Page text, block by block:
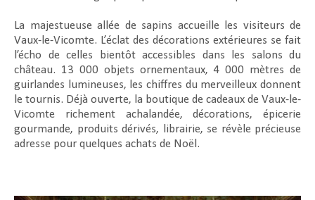
La majestueuse allée de sapins accueille les visiteurs de
Vaux-le-Vicomte. L’éclat des décorations extérieures se fait
l’écho de celles bientôt accessibles dans les salons du
château. 13 000 objets ornementaux, 4 000 mètres de
guirlandes lumineuses, les chiffres du merveilleux donnent
le tournis. Déjà ouverte, la boutique de cadeaux de Vaux-le-
Vicomte richement achalandée, décorations, épicerie
gourmande, produits dérivés, librairie, se révèle précieuse
adresse pour quelques achats de Noël.